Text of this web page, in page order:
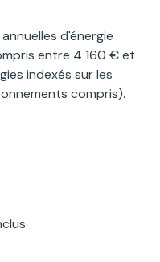
d'énergie
entre 4 160 € et
indexés sur les
compris).